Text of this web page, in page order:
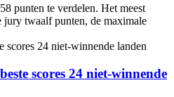
punten te verdelen. Het meest
twaalf punten, de maximale
scores 24 niet-winnende